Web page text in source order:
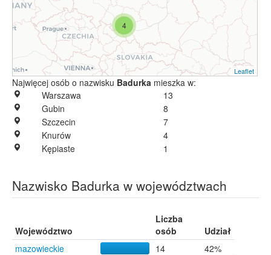
4
Leaflet
Najwięcej osób o nazwisku Badurka mieszka w:
Warszawa
13
Gubin
8
Szczecin
7
Knurów
4
Kępiaste
1
Nazwisko Badurka w województwach
Województwo
Liczba
osób
Udział
mazowieckie
14
42%